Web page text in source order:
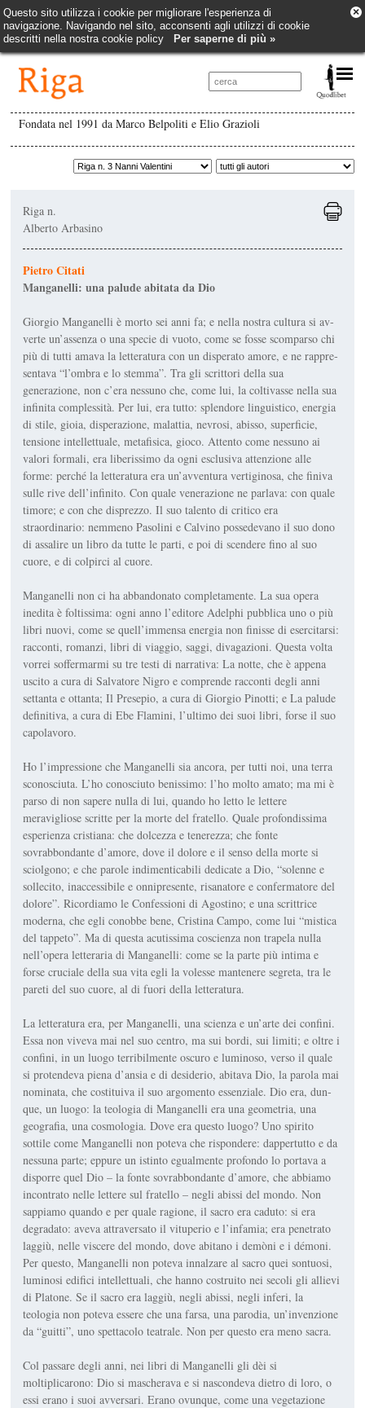
Questo sito utilizza i cookie per migliorare l'esperienza di
navigazione. Navigando nel sito, acconsenti agli utilizzi di cookie
descritti nella nostra cookie policy
Per saperne di più »
×
Fondata nel 1991 da Marco Belpoliti e Elio Grazioli
Riga n.
Alberto Arbasino
Pietro Citati
Manganelli: una palude abitata da Dio
Giorgio Manganelli è morto sei anni fa; e nel­la nostra cultura si av­
verte un’assenza o una specie di vuoto, come se fosse scomparso chi
più di tutti amava la letteratura con un disperato amore, e ne rappre­
sentava “l’ombra e lo stem­ma”. Tra gli scrittori della sua
generazione, non c’era nessu­no che, come lui, la coltivasse nella sua
infinita complessità. Per lui, era tutto: splendore linguistico, energia
di stile, gioia, disperazione, malattia, nevrosi, abisso, superficie,
tensione intellettuale, metafi­sica, gioco. Attento come nes­suno ai
valori formali, era li­berissimo da ogni esclusiva attenzione alle
forme: perché la letteratura era un’avventu­ra vertiginosa, che finiva
sul­le rive dell’infinito. Con quale venerazione ne parlava: con quale
timore; e con che di­sprezzo. Il suo talento di criti­co era
straordinario: nemme­no Pasolini e Calvino posse­devano il suo dono
di assalire un libro da tutte le parti, e poi di scendere fino al suo
cuore, e di colpirci al cuore.
Manganelli non ci ha ab­bandonato completamente. La sua opera
inedita è foltissi­ma: ogni anno l’editore Adelphi pubblica uno o più
libri nuovi, come se quell’immensa energia non finisse di esercitarsi:
racconti, romanzi, libri di viaggio, saggi, divagazioni. Questa volta
vorrei soffermarmi su tre testi di narrativa:La notte, che è appena
uscito a cura di Salvatore Nigro e comprende racconti degli anni
settanta e ottanta;Il Presepio, a cura di Giorgio Pi­notti; eLa palude
definitiva, a cura di Ebe Flamini, l’ultimo dei suoi libri, forse il suo
capolavoro.
Ho l’impressione che Man­ganelli sia ancora, per tutti noi, una terra
sconosciuta. L’ho conosciuto benissimo: l’ho molto amato; ma mi è
parso di non sapere nulla di lui, quando ho letto le lettere
meravigliose scritte per la morte del fratello. Quale profondissi­ma
esperienza cristiana: che dolcezza e tenerezza; che fonte
sovrabbondante d’amore, dove il dolore e il senso della morte si
sciolgono; e che parole in­dimenticabili dedicate a Dio, “solenne e
sollecito, inacces­sibile e onnipresente, risana­tore e confermatore del
dolo­re”. Ricordiamo leConfessio­ni di Agostino; e una scrittrice
moderna, che egli conobbe bene, Cristina Campo, come lui “mistica
del tappeto”. Ma di questa acutissima coscien­za non trapela nulla
nell’opera letteraria di Man­ganelli: come se la parte più intima e
forse cruciale della sua vita egli la volesse mante­nere segreta, tra le
pareti del suo cuore, al di fuori della let­teratura.
La letteratura era, per Man­ganelli, una scienza e un’arte dei confini.
Essa non viveva mai nel suo centro, ma sui bordi, sui limiti; e oltre i
con­fini, in un luogo terribilmente oscuro e luminoso, verso il quale
si protendeva piena d’ansia e di desiderio, abitava Dio, la parola mai
nominata, che costituiva il suo argomen­to essenziale. Dio era, dun­
que, un luogo: la teologia di Manganelli era una geome­tria, una
geografia, una co­smologia. Dove era questo luogo? Uno spirito
sottile co­me Manganelli non poteva che rispondere: dappertutto e da
nessuna parte; eppure un istinto egualmente profondo lo portava a
disporre quel Dio – la fonte sovrabbondante d’a­more, che abbiamo
incontrato nelle lettere sul fratello – ne­gli abissi del mondo. Non
sap­piamo quando e per quale ra­gione, il sacro era caduto: si era
degradato: aveva attra­versato il vituperio e l’infa­mia; era penetrato
laggiù, nel­le viscere del mondo, dove abitano i demòni e i démoni.
Per questo, Manganelli non poteva innalzare al sacro quei sontuosi,
luminosi edifici in­tellettuali, che hanno costrui­to nei secoli gli allievi
di Pla­tone. Se il sacro era laggiù, ne­gli abissi, negli inferi, la
teologia non poteva essere che ­una farsa, una parodia, un’invenzione
da “guitti”, uno spettacolo teatrale. Non per questo era meno sacra.
Col passare degli anni, nei libri di Manganelli gli dèi si
moltiplicarono: Dio si ma­scherava e si nascondeva die­tro di loro, o
essi erano i suoi avversari. Erano ovunque, come una vegetazione